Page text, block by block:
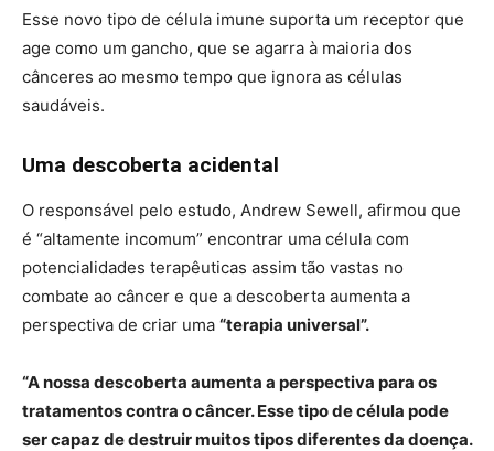
Esse novo tipo de célula imune suporta um receptor que
age como um gancho, que se agarra à maioria dos
cânceres ao mesmo tempo que ignora as células
saudáveis.
Uma descoberta acidental
O responsável pelo estudo, Andrew Sewell, afirmou que
é “altamente incomum” encontrar uma célula com
potencialidades terapêuticas assim tão vastas no
combate ao câncer e que a descoberta aumenta a
perspectiva de criar uma “terapia universal”.
“A nossa descoberta aumenta a perspectiva para os
tratamentos contra o câncer. Esse tipo de célula pode
ser capaz de destruir muitos tipos diferentes da doença.